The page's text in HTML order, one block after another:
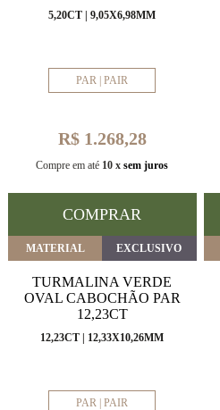
5,20CT | 9,05X6,98MM
PAR | PAIR
R$ 1.268,28
Compre em até 10 x sem juros
COMPRAR
MATERIAL EXCLUSIVO
TURMALINA VERDE
OVAL CABOCHÃO PAR
12,23CT
12,23CT | 12,33X10,26MM
PAR | PAIR